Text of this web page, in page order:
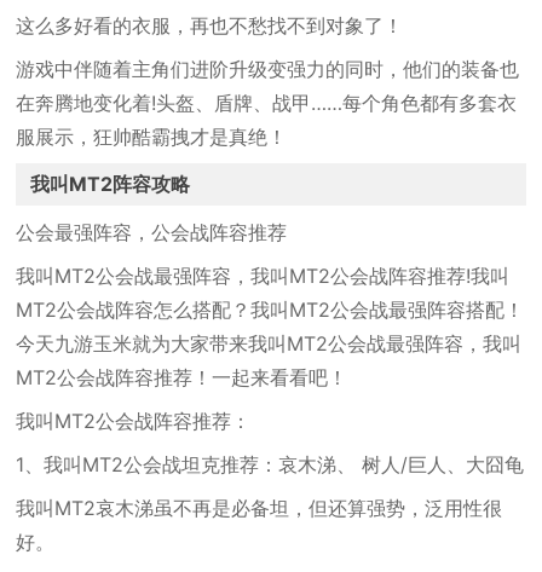
这么多好看的衣服，再也不愁找不到对象了！
游戏中伴随着主角们进阶升级变强力的同时，他们的装备也
在奔腾地变化着!头盔、盾牌、战甲……每个角色都有多套衣
服展示，狂帅酷霸拽才是真绝！
我叫MT2阵容攻略
公会最强阵容，公会战阵容推荐
我叫MT2公会战最强阵容，我叫MT2公会战阵容推荐!我叫
MT2公会战阵容怎么搭配？我叫MT2公会战最强阵容搭配！
今天九游玉米就为大家带来我叫MT2公会战最强阵容，我叫
MT2公会战阵容推荐！一起来看看吧！
我叫MT2公会战阵容推荐：
1、我叫MT2公会战坦克推荐：哀木涕、 树人/巨人、大囧龟
我叫MT2哀木涕虽不再是必备坦，但还算强势，泛用性很
好。